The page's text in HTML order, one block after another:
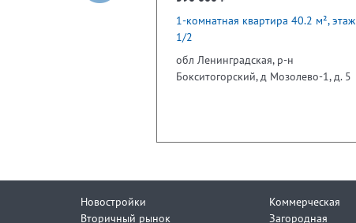
1-комнатная квартира 40.2 м², этаж
1/2
обл Ленинградская, р-н
Бокситогорский, д Мозолево-1, д. 5
Новостройки
Вторичный рынок
Коммерческая
Загородная